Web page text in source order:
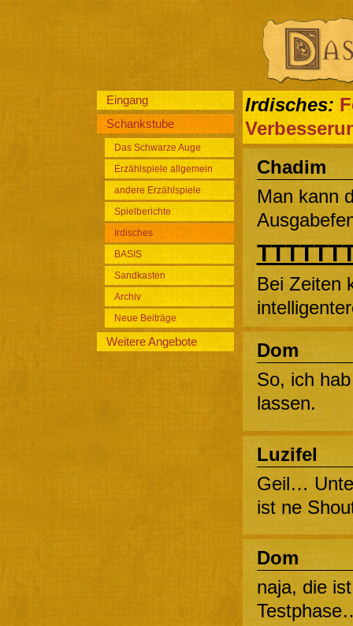
Eingang
Schankstube
Das Schwarze Auge
Erzählspiele allgemein
andere Erzählspiele
Spielberichte
Irdisches
BASIS
Sandkasten
Archiv
Neue Beiträge
Weitere Angebote
Irdisches:
Chadim
Man kann
Bei Zeiten
Dom
So, ich
lassen.
Luzifel
Geil…
ist ne
Dom
naja, die